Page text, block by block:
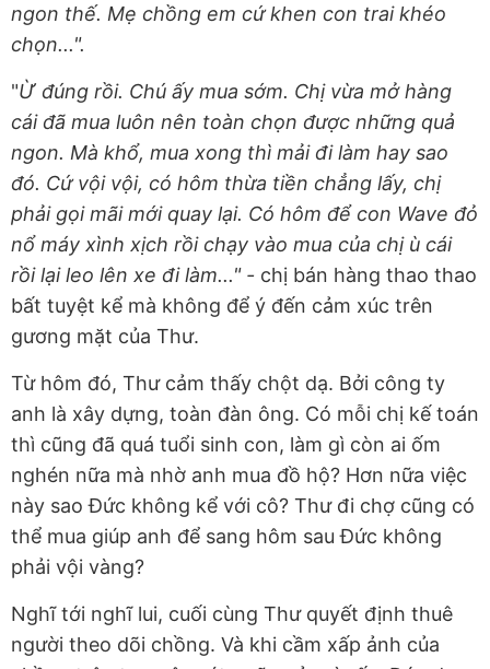
ngon thế. Mẹ chồng em cứ khen con trai khéo
chọn...".
"Ừ đúng rồi. Chú ấy mua sớm. Chị vừa mở hàng
cái đã mua luôn nên toàn chọn được những quả
ngon. Mà khổ, mua xong thì mải đi làm hay sao
đó. Cứ vội vội, có hôm thừa tiền chẳng lấy, chị
phải gọi mãi mới quay lại. Có hôm để con Wave đỏ
nổ máy xình xịch rồi chạy vào mua của chị ù cái
rồi lại leo lên xe đi làm..." - chị bán hàng thao thao
bất tuyệt kể mà không để ý đến cảm xúc trên
gương mặt của Thư.
Từ hôm đó, Thư cảm thấy chột dạ. Bởi công ty
anh là xây dựng, toàn đàn ông. Có mỗi chị kế toán
thì cũng đã quá tuổi sinh con, làm gì còn ai ốm
nghén nữa mà nhờ anh mua đồ hộ? Hơn nữa việc
này sao Đức không kể với cô? Thư đi chợ cũng có
thể mua giúp anh để sang hôm sau Đức không
phải vội vàng?
Nghĩ tới nghĩ lui, cuối cùng Thư quyết định thuê
người theo dõi chồng. Và khi cầm xấp ảnh của